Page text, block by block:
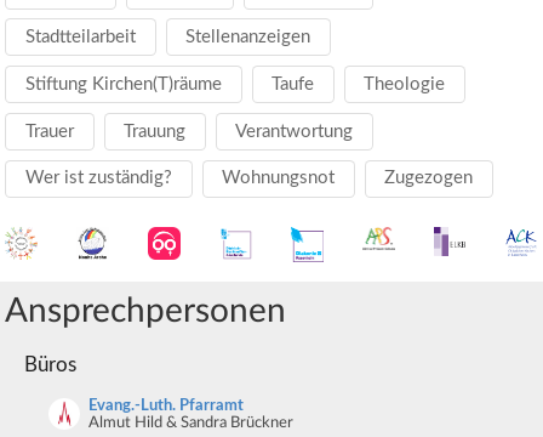
Stadtteilarbeit Stellenanzeigen
Stiftung Kirchen(T)räume Taufe Theologie
Trauer Trauung Verantwortung
Wer ist zuständig? Wohnungsnot Zugezogen
Ansprechpersonen
Büros
Evang.-Luth. Pfarramt
Almut Hild & Sandra Brückner